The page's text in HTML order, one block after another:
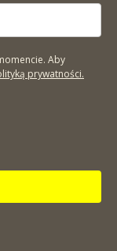
Aby
prywatności.